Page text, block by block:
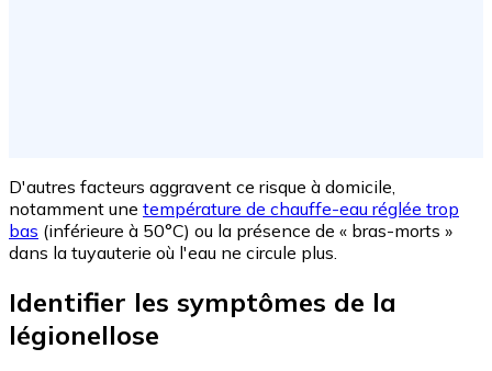
D'autres facteurs aggravent ce risque à domicile,
notamment une température de chauffe-eau réglée trop
bas (inférieure à 50°C) ou la présence de « bras-morts »
dans la tuyauterie où l'eau ne circule plus.
Identifier les symptômes de la
légionellose